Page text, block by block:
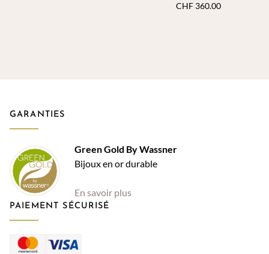
CHF360.00
GARANTIES
Green Gold By Wassner
Bijoux en or durable
En savoir plus
PAIEMENT SÉCURISÉ